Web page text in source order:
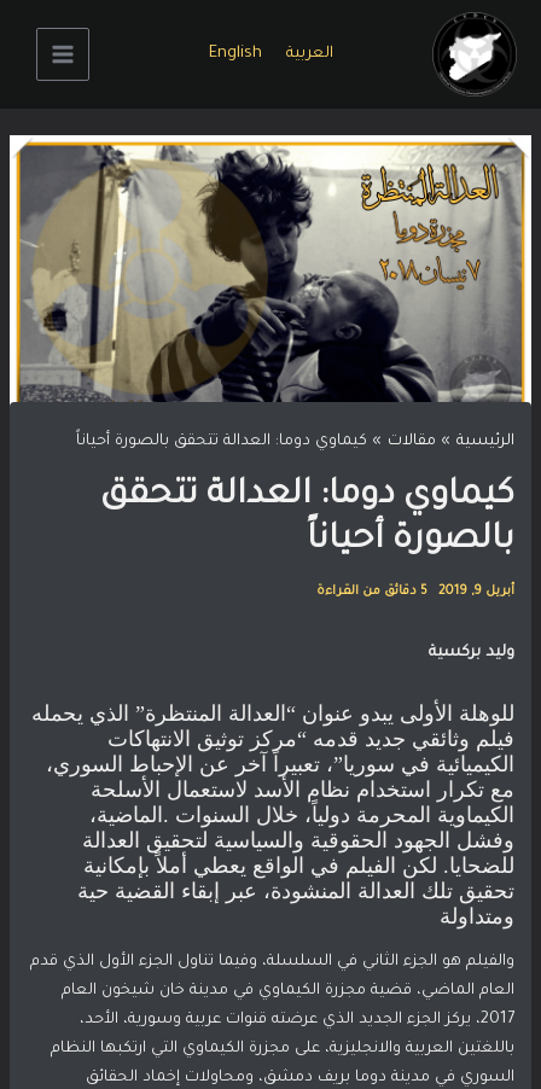
المحتوى
العربية English
Main
الرئيسية مقالات كيماوي دوما: العدالة تتحقق بالصورة أحياناً
كيماوي دوما: العدالة تتحقق
بالصورة أحياناً
أبريل 9, 2019 5 دقائق من القراءة
وليد بركسية
للوهلة الأولى يبدو عنوان “العدالة المنتظرة” الذي يحمله
فيلم وثائقي جديد قدمه “مركز توثيق الانتهاكات
الكيميائية في سوريا”، تعبيراً آخر عن الإحباط السوري،
مع تكرار استخدام نظام الأسد لاستعمال الأسلحة
الكيماوية المحرمة دولياً، خلال السنوات .الماضية،
وفشل الجهود الحقوقية والسياسية لتحقيق العدالة
للضحايا. لكن الفيلم في الواقع يعطي أملاً بإمكانية
تحقيق تلك العدالة المنشودة، عبر إبقاء القضية حية
ومتداولة
والفيلم هو الجزء الثاني في السلسلة، وفيما تناول الجزء الأول الذي قدم
العام الماضي، قضية مجزرة الكيماوي في مدينة خان شيخون العام
2017، يركز الجزء الجديد الذي عرضته قنوات عربية وسورية، الأحد،
باللغتين العربية والانجليزية، على مجزرة الكيماوي التي ارتكبها النظام
السوري في مدينة دوما بريف دمشق، ومحاولات إخماد الحقائق